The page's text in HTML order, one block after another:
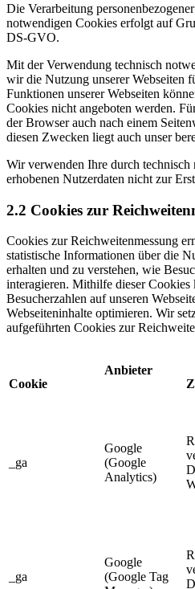
Die Verarbeitung
notwendigen Cookies erfolgt auf
DS-GVO.
Mit der Verwendung technisch
wir die Nutzung unserer Webseiten
Funktionen unserer Webseiten
Cookies nicht angeboten werden.
der Browser auch nach einem
diesen Zwecken liegt auch unser
Wir verwenden Ihre durch
erhobenen Nutzerdaten nicht zur
2.2 Cookies zur
Cookies zur Reichweitenmessung
statistische Informationen über die
erhalten und zu verstehen, wie
interagieren. Mithilfe dieser
Besucherzahlen auf unseren
Webseiteninhalte optimieren. Wir
aufgeführten Cookies zur
Cookie
Anbieter
_ga
Google
(Google
Analytics)
_ga
Google
(Google Tag